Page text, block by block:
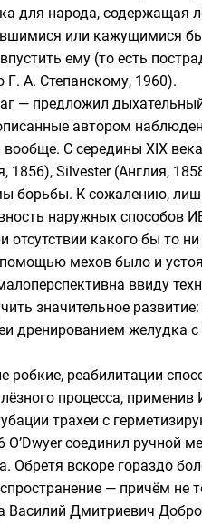
для народа, содержащая
или кажущимися
ему (то есть
А. Степанскому, 1960).
— предложил
автором
С середины XIX
1856), Silvester(Англия,
борьбы. К сожалению,
наружных способов
отсутствии какого бы то
мехов было и
ввиду
значительное
дренированием желудка
реабилитации
процесса,
трахеи с
соединил ручной
вскоре гораздо
— причём не
Василий Дмитриевич